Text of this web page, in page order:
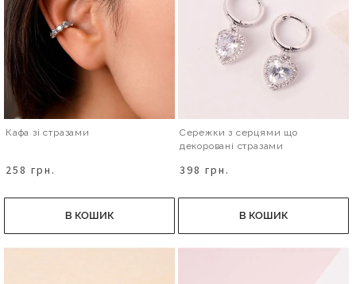
Кафа зі стразами
258 грн.
В КОШИК
Сережки з серцями що
декоровані стразами
398 грн.
В КОШИК